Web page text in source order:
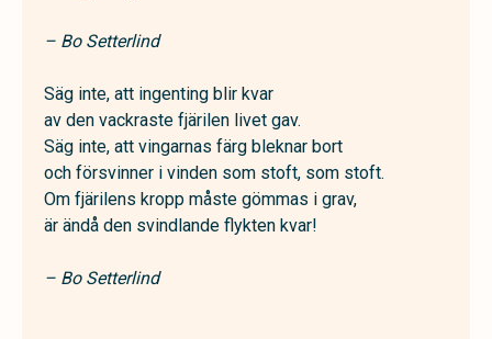
– Bo Setterlind
Säg inte, att ingenting blir kvar
av den vackraste fjärilen livet gav.
Säg inte, att vingarnas färg bleknar bort
och försvinner i vinden som stoft, som stoft.
Om fjärilens kropp måste gömmas i grav,
är ändå den svindlande flykten kvar!
– Bo Setterlind